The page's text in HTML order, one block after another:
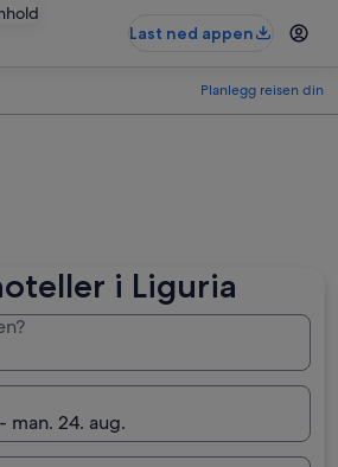
Last ned appen
Planlegg reisen din
i Liguria
man. 24. aug.